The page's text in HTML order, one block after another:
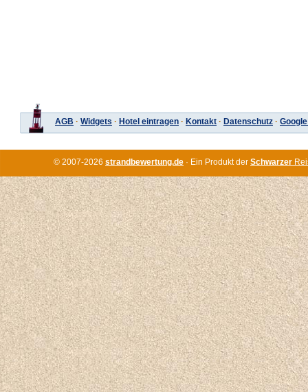
AGB · Widgets · Hotel eintragen · Kontakt · Datenschutz ·
© 2007-2026 strandbewertung.de · Ein Produkt der Schwarzer